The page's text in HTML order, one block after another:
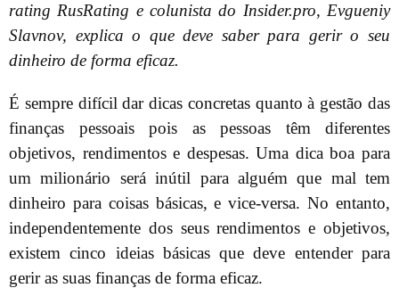
rating RusRating e colunista do Insider.pro, Evgueniy
Slavnov, explica o que deve saber para gerir o seu
dinheiro de forma eficaz.
É sempre difícil dar dicas concretas quanto à gestão das
finanças pessoais pois as pessoas têm diferentes
objetivos, rendimentos e despesas. Uma dica boa para
um milionário será inútil para alguém que mal tem
dinheiro para coisas básicas, e vice-versa. No entanto,
independentemente dos seus rendimentos e objetivos,
existem cinco ideias básicas que deve entender para
gerir as suas finanças de forma eficaz.